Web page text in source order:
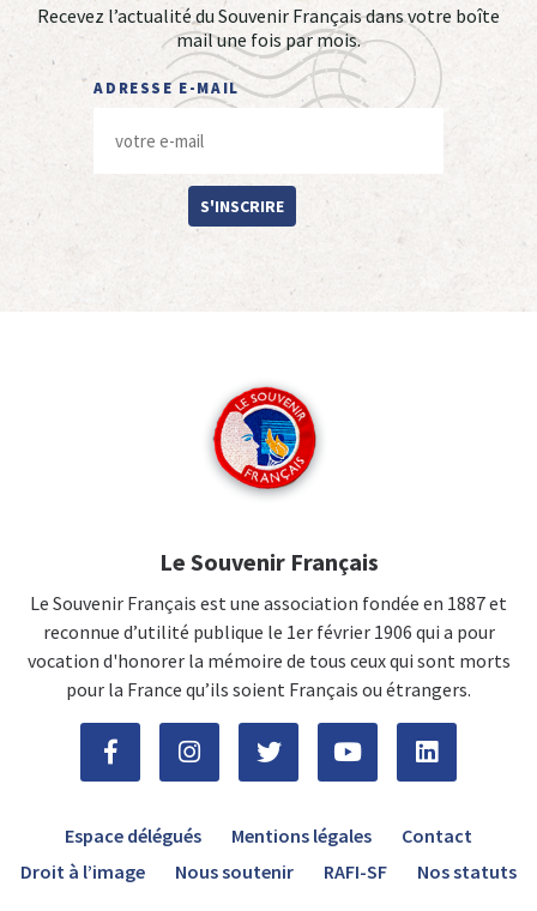
Recevez l’actualité du Souvenir Français dans votre boîte
mail une fois par mois.
ADRESSE E-MAIL
S'INSCRIRE
Le Souvenir Français
Le Souvenir Français est une association fondée en 1887 et
reconnue d’utilité publique le 1er février 1906 qui a pour
vocation d'honorer la mémoire de tous ceux qui sont morts
pour la France qu’ils soient Français ou étrangers.
Espace délégués Mentions légales
Contact
Droit à l’image
Nous soutenir RAFI-SF Nos statuts